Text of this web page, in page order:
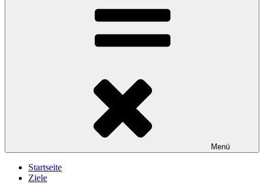
Menü
Startseite
Ziele